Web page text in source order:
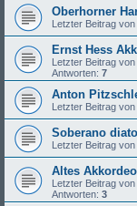
Oberhorner
Letzter Beitrag von
Ernst Hess
Letzter Beitrag von
Antworten: 7
Anton
Letzter Beitrag von
Soberano
Letzter Beitrag von
Altes
Letzter Beitrag von
Antworten: 3